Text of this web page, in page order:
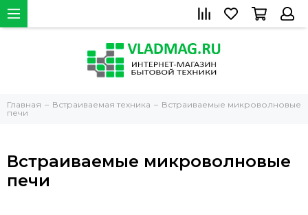
Главная Встраиваемая техника
Встраиваемые микроволновые
печи
Встраиваемые микроволновые
печи